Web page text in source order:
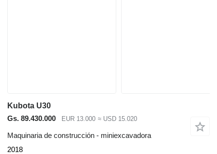
Kubota U30
Gs. 89.430.000
EUR 13.000 ≈ USD 15.020
Maquinaria de construcción - miniexcavadora
2018